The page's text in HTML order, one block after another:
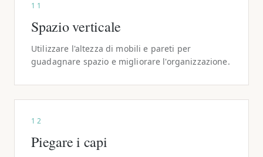
11
Spazio verticale
Utilizzare l'altezza di mobili e pareti per
guadagnare spazio e migliorare l'organizzazione.
12
Piegare i capi